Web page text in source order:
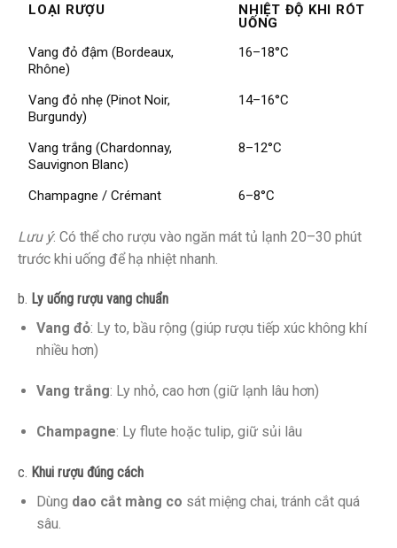
LOẠI RƯỢU
NHIỆT ĐỘ KHI RÓT
UỐNG
Vang đỏ đậm (Bordeaux,
Rhône)
16–18°C
Vang đỏ nhẹ (Pinot Noir,
Burgundy)
14–16°C
Vang trắng (Chardonnay,
Sauvignon Blanc)
8–12°C
Champagne / Crémant 6–8°C
Lưu ý: Có thể cho rượu vào ngăn mát tủ lạnh 20–30 phút
trước khi uống để hạ nhiệt nhanh.
b. Ly uống rượu vang chuẩn
Vang đỏ: Ly to, bầu rộng (giúp rượu tiếp xúc không khí
nhiều hơn)
Vang trắng: Ly nhỏ, cao hơn (giữ lạnh lâu hơn)
Champagne: Ly flute hoặc tulip, giữ sủi lâu
c. Khui rượu đúng cách
Dùng dao cắt màng co sát miệng chai, tránh cắt quá
sâu.